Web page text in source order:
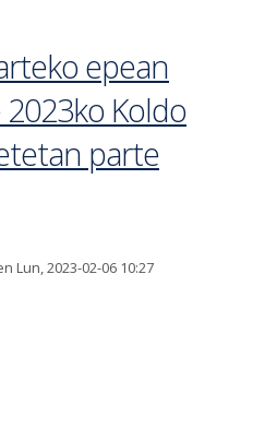
epean
Koldo
parte
Lun, 2023-02-06 10:27